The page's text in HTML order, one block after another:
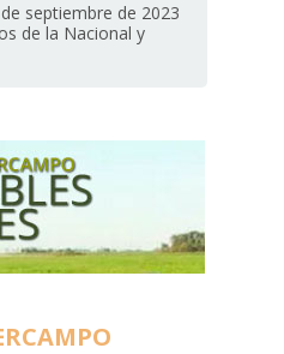
septiembre de 2023
de la Nacional y